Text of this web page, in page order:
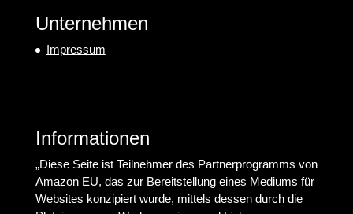
Unternehmen
Impressum
Informationen
„Diese Seite ist Teilnehmer des Partnerprogramms von
Amazon EU, das zur Bereitstellung eines Mediums für
Websites konzipiert wurde, mittels dessen durch die